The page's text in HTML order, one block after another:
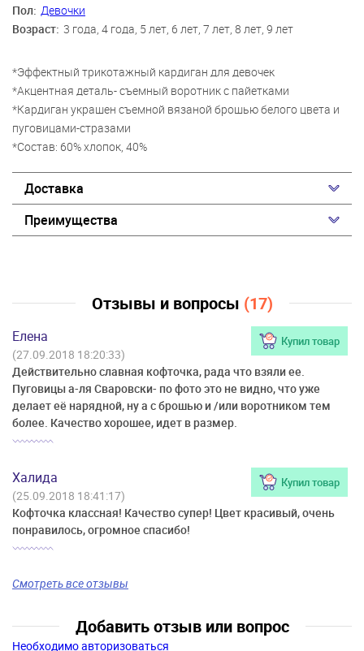
Пол: Девочки
Возраст: 3 года, 4 года, 5 лет, 6 лет, 7 лет, 8 лет, 9 лет
*Эффектный трикотажный кардиган для девочек
*Акцентная деталь- съемный воротник с пайетками
*Кардиган украшен съемной вязаной брошью белого цвета и
пуговицами-стразами
*Состав: 60% хлопок, 40%
Доставка
Преимущества
Отзывы и вопросы (17)
Елена Купил товар
(27.09.2018 18:20:33)
Действительно славная кофточка, рада что взяли ее.
Пуговицы а-ля Сваровски- по фото это не видно, что уже
делает её нарядной, ну а с брошью и /или воротником тем
более. Качество хорошее, идет в размер.
Халида Купил товар
(25.09.2018 18:41:17)
Кофточка классная! Качество супер! Цвет красивый, очень
понравилось, огромное спасибо!
Смотреть все отзывы
Добавить отзыв или вопрос
Необходимо авторизоваться